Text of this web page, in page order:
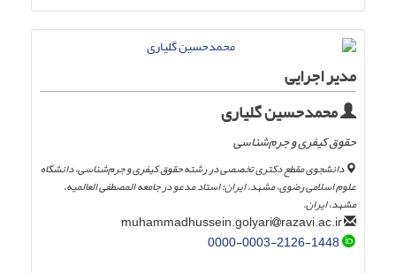
مدیر اجرایی
محمدحسین گلیاری
حقوق کیفری و جرم‌شناسی
دانشجوی مقطع دکتری تخصصی در رشته حقوق کیفری و جرم‌شناسی، دانشگاه
علوم اسلامی رضوی، مشهد، ایران؛ استاد مدعو در جامعه المصطفی العالمیه،
مشهد، ایران.
razavi.ac.ir
0000-0003-2126-1448